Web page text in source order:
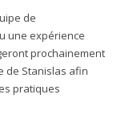
de
une expérience
prochainement
de Stanislas afin
pratiques